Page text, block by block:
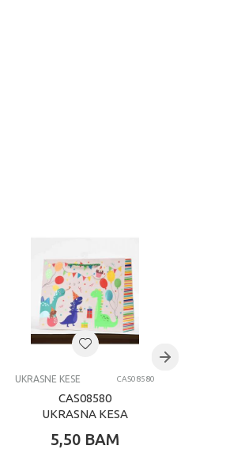
UKRASNE KESE CAS08580
CAS08580
UKRASNA KESA
SREDNJA
5,50 BAM